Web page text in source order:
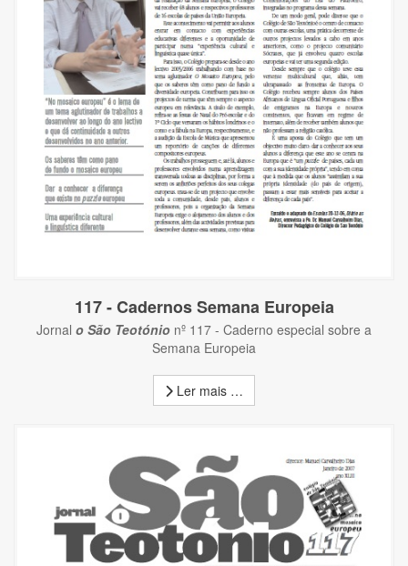
117 - Cadernos Semana Europeia
Jornal o São Teotónio nº 117 - Caderno especial sobre a
Semana Europeia
Ler mais …